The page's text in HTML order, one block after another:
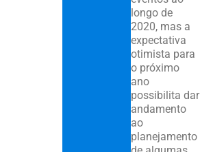
longo de
2020, mas a
expectativa
otimista para
o próximo
ano
possibilita dar
andamento
ao
planejamento